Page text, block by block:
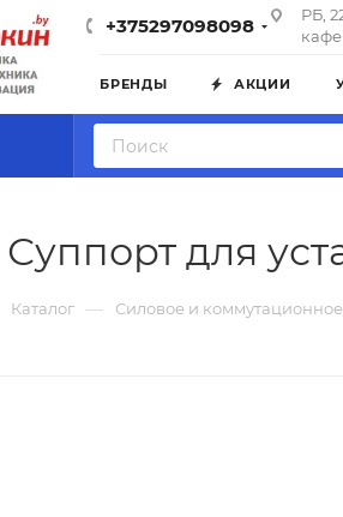
+375297098098
РБ,
кафе
БРЕНДЫ АКЦИИ
Суппорт для
Каталог — Силовое и